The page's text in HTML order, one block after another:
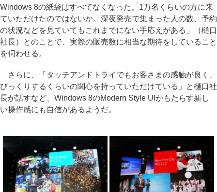
Windows 8の紙袋はすべてなくなった。1万名くらいの方に来
ていただけたのではないか。深夜発売で集まった人の数、予約
の状況などを見ていてもこれまでにない手応えがある」（樋口
社長）とのことで、実際の販売数に相当な期待をしていること
を伺わせる。
さらに、「タッチアンドトライでもお客さまの感触が良く、
びっくりするくらいの関心を持っていただけている」と樋口社
長が話すなど、Windows 8のModern Style UIがもたらす新し
い操作感にも自信があるようだ。